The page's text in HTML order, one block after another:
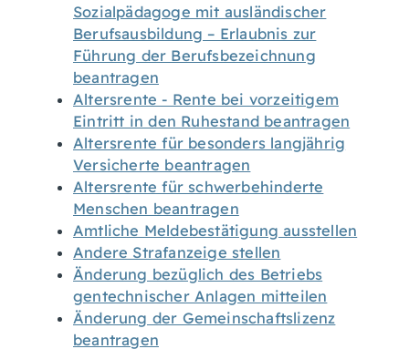
Sozialpädagoge mit ausländischer
Berufsausbildung – Erlaubnis zur
Führung der Berufsbezeichnung
beantragen
Altersrente - Rente bei vorzeitigem
Eintritt in den Ruhestand beantragen
Altersrente für besonders langjährig
Versicherte beantragen
Altersrente für schwerbehinderte
Menschen beantragen
Amtliche Meldebestätigung ausstellen
Andere Strafanzeige stellen
Änderung bezüglich des Betriebs
gentechnischer Anlagen mitteilen
Änderung der Gemeinschaftslizenz
beantragen